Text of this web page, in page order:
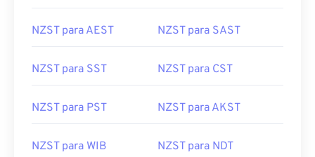
NZST para AEST NZST para SAST
NZST para SST NZST para CST
NZST para PST NZST para AKST
NZST para WIB NZST para NDT